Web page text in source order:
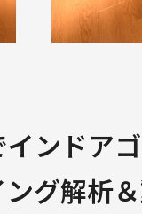
ンドア
グ解析